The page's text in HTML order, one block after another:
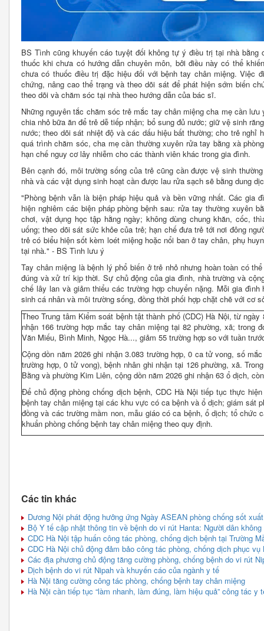
BS Tình cũng khuyến cáo tuyệt đối không tự ý điều trị tại nhà bằng
thuốc khi chưa có hướng dẫn chuyên môn, bởi điều này có thể
chưa có thuốc điều trị đặc hiệu đối với bệnh tay chân miệng. Việc
chứng, nâng cao thể trạng và theo dõi sát để phát hiện sớm biến
theo dõi và chăm sóc tại nhà theo hướng dẫn của bác sĩ.
Những nguyên tắc chăm sóc trẻ mắc tay chân miệng cha mẹ cần
chia nhỏ bữa ăn để trẻ dễ tiếp nhận; bổ sung đủ nước; giữ vệ sinh
nước; theo dõi sát nhiệt độ và các dấu hiệu bất thường; cho trẻ nghỉ
quá trình chăm sóc, cha mẹ cần thường xuyên rửa tay bằng xà
hạn chế nguy cơ lây nhiễm cho các thành viên khác trong gia đình.
Bên cạnh đó, môi trường sống của trẻ cũng cần được vệ sinh
nhà và các vật dụng sinh hoạt cần được lau rửa sạch sẽ bằng dung
"Phòng bệnh vẫn là biện pháp hiệu quả và bền vững nhất. Các gia
hiện nghiêm các biện pháp phòng bệnh sau: rửa tay thường xuyên
chơi, vật dụng học tập hằng ngày; không dùng chung khăn, cốc,
uống; theo dõi sát sức khỏe của trẻ; hạn chế đưa trẻ tới nơi đông
trẻ có biểu hiện sốt kèm loét miệng hoặc nổi ban ở tay chân, phụ
tại nhà." - BS Tình lưu ý
Tay chân miệng là bệnh lý phổ biến ở trẻ nhỏ nhưng hoàn toàn có
đúng và xử trí kịp thời. Sự chủ động của gia đình, nhà trường và
chế lây lan và giảm thiểu các trường hợp chuyển nặng. Mỗi gia
sinh cá nhân và môi trường sống, đồng thời phối hợp chặt chẽ với cơ
Theo Trung tâm Kiểm soát bệnh tật thành phố (CDC) Hà Nội, từ
nhận 166 trường hợp mắc tay chân miệng tại 82 phường, xã; trong
Văn Miếu, Bình Minh, Ngọc Hà..., giảm 55 trường hợp so với tuần
Cộng dồn năm 2026 ghi nhận 3.083 trường hợp, 0 ca tử vong, số
trường hợp, 0 tử vong), bệnh nhân ghi nhận tại 126 phường, xã.
Bằng và phường Kim Liên, cộng dồn năm 2026 ghi nhận 63 ổ dịch,
Để chủ động phòng chống dịch bệnh, CDC Hà Nội tiếp tục thực
bệnh tay chân miệng tại các khu vực có ca bệnh và ổ dịch; giám sát
đồng và các trường mầm non, mẫu giáo có ca bệnh, ổ dịch; tổ chức
khuẩn phòng chống bệnh tay chân miệng theo quy định.
Các tin khác
Dương Nội phát động hưởng ứng Ngày ASEAN phòng chống sốt
Bộ Y tế cập nhật thông tin về bệnh do vi rút Hanta: Người dân
CDC Hà Nội tập huấn công tác phòng, chống dịch bệnh tại Trường
CDC Hà Nội chủ động đảm bảo công tác phòng, chống dịch phục
Các địa phương chủ động tăng cường phòng, chống bệnh do vi rút
Dịch bệnh do vi rút Nipah và khuyến cáo của ngành y tế
Hà Nội tăng cường công tác phòng, chống bệnh tay chân miệng
Hà Nội cần tiếp tục “làm nhanh, làm đúng, làm hiệu quả” công tác y